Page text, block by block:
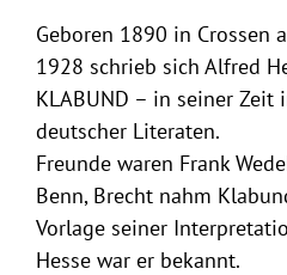
Geboren 1890 in Crossen
1928 schrieb sich Alfred
KLABUND – in seiner Zeit
deutscher Literaten.
Freunde waren Frank
Benn, Brecht nahm
Vorlage seiner
Hesse war er bekannt.